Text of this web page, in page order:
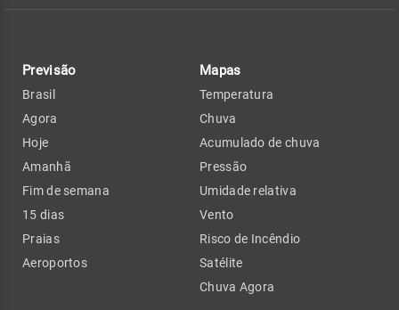
Previsão
Brasil
Agora
Hoje
Amanhã
Fim de semana
15 dias
Praias
Aeroportos
Mapas
Temperatura
Chuva
Acumulado de chuva
Pressão
Umidade relativa
Vento
Risco de Incêndio
Satélite
Chuva Agora